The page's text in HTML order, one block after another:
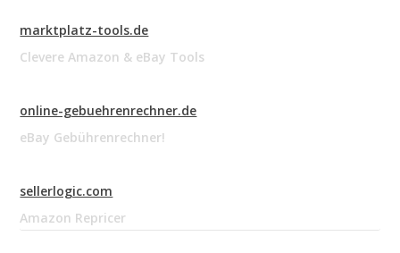
marktplatz-tools.de
Clevere Amazon & eBay Tools
online-gebuehrenrechner.de
eBay Gebührenrechner!
sellerlogic.com
Amazon Repricer